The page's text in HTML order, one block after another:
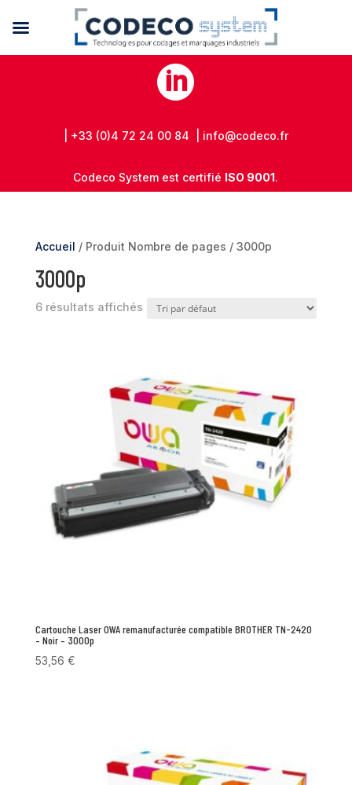

| +33 (0)4 72 24 00 84 | info@codeco.fr
Codeco System est certifié ISO 9001.
Accueil / Produit Nombre de pages / 3000p
3000p
6 résultats affichés
Cartouche Laser OWA remanufacturée compatible BROTHER TN-2420
– Noir – 3000p
53,56 €